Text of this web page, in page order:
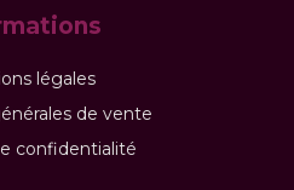
légales
de vente
confidentialité